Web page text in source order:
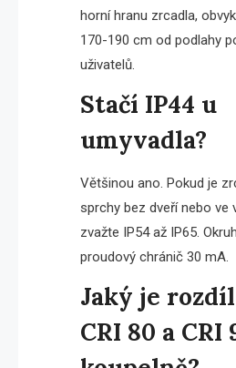
horní hranu zrcadla,
170-190 cm od podlahy
uživatelů.
Stačí IP44 u
umyvadla?
Většinou ano. Pokud je
sprchy bez dveří nebo ve
zvažte IP54 až IP65.
proudový chránič 30 mA.
Jaký je
CRI 80 a CRI